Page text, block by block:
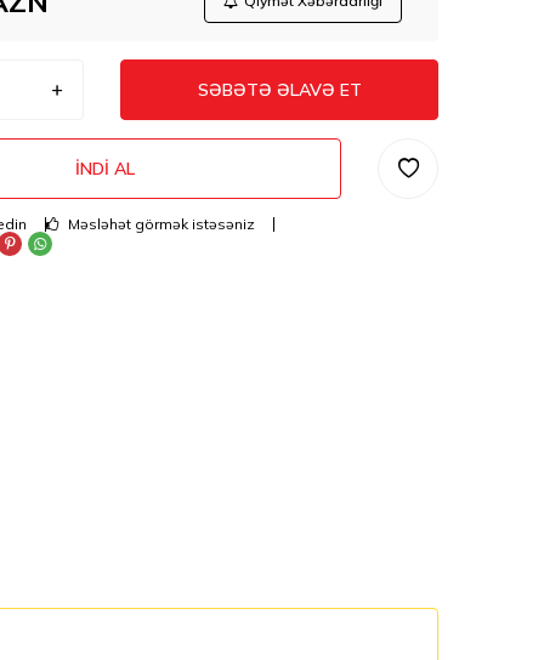
SƏBƏTƏ ƏLAVƏ ET
İNDI AL
Məsləhət görmək istəsəniz